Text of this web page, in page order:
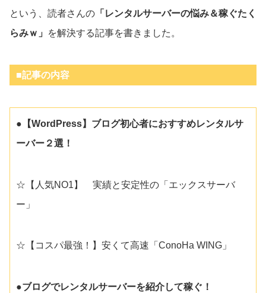
という、読者さんの 「レンタルサーバーの悩み＆稼ぐたく
らみｗ」
を解決する記事を書きました。
■記事の内容
●【WordPress】ブログ初心者におすすめレンタルサ
ーバー２選！
☆【人気NO1】 実績と安定性の「エックスサーバ
ー」
☆【コスパ最強！】安くて高速「ConoHa WING」
●ブログでレンタルサーバーを紹介して稼ぐ！